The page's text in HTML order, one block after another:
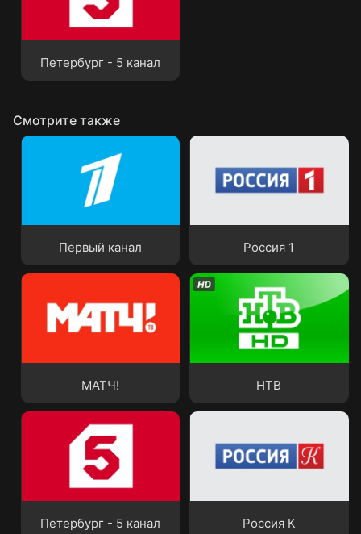
Петербург - 5 канал
Петербург - 5 канал
Смотрите также
Первый канал Россия 1
МАТЧ! НТВ
Петербург - 5 канал
Петербург - 5 канал Россия К